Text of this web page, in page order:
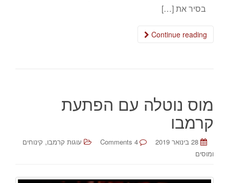
בסיר את […]
Continue reading
מוס נוטלה עם הפתעת
קרמבו
28 בינואר 2019 4 Comments עוגות קרמבו, קינוחים
ומוסים